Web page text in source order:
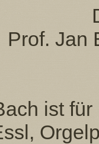
Prof. Jan
ist